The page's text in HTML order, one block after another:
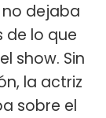
no dejaba
de lo que
show. Sin
la actriz
sobre el